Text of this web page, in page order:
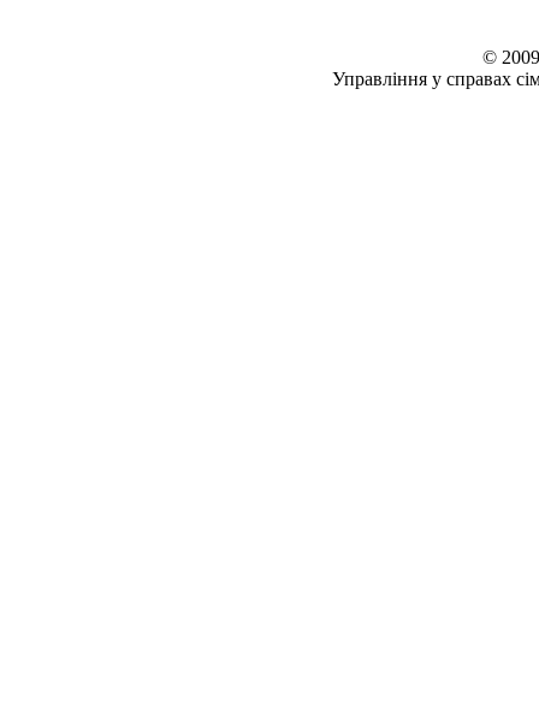
©
Управління у справах